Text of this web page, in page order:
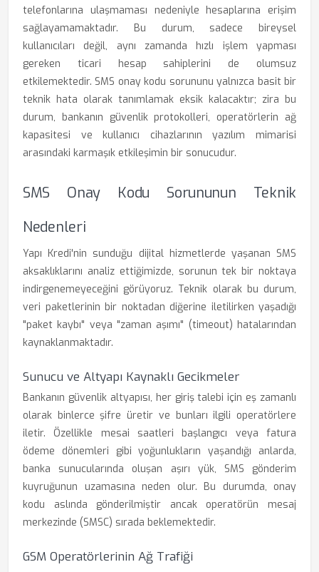
telefonlarına ulaşmaması nedeniyle hesaplarına erişim
sağlayamamaktadır. Bu durum, sadece bireysel
kullanıcıları değil, aynı zamanda hızlı işlem yapması
gereken ticari hesap sahiplerini de olumsuz
etkilemektedir. SMS onay kodu sorununu yalnızca basit bir
teknik hata olarak tanımlamak eksik kalacaktır; zira bu
durum, bankanın güvenlik protokolleri, operatörlerin ağ
kapasitesi ve kullanıcı cihazlarının yazılım mimarisi
arasındaki karmaşık etkileşimin bir sonucudur.
SMS Onay Kodu Sorununun Teknik
Nedenleri
Yapı Kredi'nin sunduğu dijital hizmetlerde yaşanan SMS
aksaklıklarını analiz ettiğimizde, sorunun tek bir noktaya
indirgenemeyeceğini görüyoruz. Teknik olarak bu durum,
veri paketlerinin bir noktadan diğerine iletilirken yaşadığı
"paket kaybı" veya "zaman aşımı" (timeout) hatalarından
kaynaklanmaktadır.
Sunucu ve Altyapı Kaynaklı Gecikmeler
Bankanın güvenlik altyapısı, her giriş talebi için eş zamanlı
olarak binlerce şifre üretir ve bunları ilgili operatörlere
iletir. Özellikle mesai saatleri başlangıcı veya fatura
ödeme dönemleri gibi yoğunlukların yaşandığı anlarda,
banka sunucularında oluşan aşırı yük, SMS gönderim
kuyruğunun uzamasına neden olur. Bu durumda, onay
kodu aslında gönderilmiştir ancak operatörün mesaj
merkezinde (SMSC) sırada beklemektedir.
GSM Operatörlerinin Ağ Trafiği